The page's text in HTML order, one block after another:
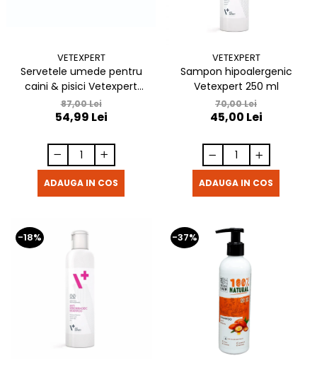
VETEXPERT
Servetele umede pentru
caini & pisici Vetexpert
Specialist Hexawipes 40 buc
87,00 Lei
54,99 Lei
ADAUGA IN COS
VETEXPERT
Sampon hipoalergenic
Vetexpert 250 ml
70,00 Lei
45,00 Lei
ADAUGA IN COS
-18% -37%